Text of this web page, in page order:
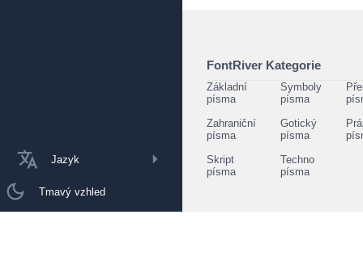
Jazyk
Tmavý vzhled
FontRiver Kategorie
Základní
písma
Symboly
písma
Zahraniční
písma
Gotický
písma
Skript
písma
Techno
písma